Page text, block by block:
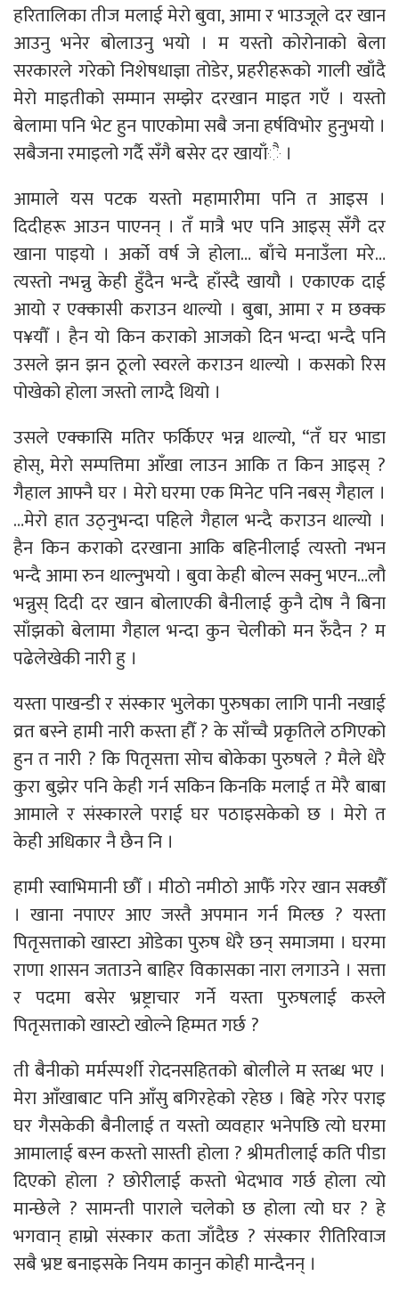
हरितालिका तीज मलाई मेरो बुवा, आमा र भाउजूले दर खान
आउनु भनेर बोलाउनु भयो । म यस्तो कोरोनाको बेला
सरकारले गरेको निशेषधाज्ञा तोडेर, प्रहरीहरूको गाली खाँदै
मेरो माइतीको सम्मान सम्झेर दरखान माइत गएँ । यस्तो
बेलामा पनि भेट हुन पाएकोमा सबै जना हर्षविभोर हुनुभयो ।
सबैजना रमाइलो गर्दै सँगै बसेर दर खायाँै ।
आमाले यस पटक यस्तो महामारीमा पनि त आइस ।
दिदीहरू आउन पाएनन् । तँ मात्रै भए पनि आइस् सँगै दर
खाना पाइयो । अर्को वर्ष जे होला… बाँचे मनाउँला मरे…
त्यस्तो नभन्नु केही हुँदैन भन्दै हाँस्दै खायौ । एकाएक दाई
आयो र एक्कासी कराउन थाल्यो । बुबा, आमा र म छक्क
प¥यौँ । हैन यो किन कराको आजको दिन भन्दा भन्दै पनि
उसले झन झन ठूलो स्वरले कराउन थाल्यो । कसको रिस
पोखेको होला जस्तो लाग्दै थियो ।
उसले एक्कासि मतिर फर्किएर भन्न थाल्यो, “तँ घर भाडा
होस्, मेरो सम्पत्तिमा आँखा लाउन आकि त किन आइस् ?
गैहाल आफ्नै घर । मेरो घरमा एक मिनेट पनि नबस् गैहाल ।
…मेरो हात उठ्नुभन्दा पहिले गैहाल भन्दै कराउन थाल्यो ।
हैन किन कराको दरखाना आकि बहिनीलाई त्यस्तो नभन
भन्दै आमा रुन थाल्नुभयो । बुवा केही बोल्न सक्नु भएन…लौ
भन्नुस् दिदी दर खान बोलाएकी बैनीलाई कुनै दोष नै बिना
साँझको बेलामा गैहाल भन्दा कुन चेलीको मन रुँदैन ? म
पढेलेखेकी नारी हु ।
यस्ता पाखन्डी र संस्कार भुलेका पुरुषका लागि पानी नखाई
व्रत बस्ने हामी नारी कस्ता हौँ ? के साँच्चै प्रकृतिले ठगिएको
हुन त नारी ? कि पितृसत्ता सोच बोकेका पुरुषले ? मैले धेरै
कुरा बुझेर पनि केही गर्न सकिन किनकि मलाई त मेरै बाबा
आमाले र संस्कारले पराई घर पठाइसकेको छ । मेरो त
केही अधिकार नै छैन नि ।
हामी स्वाभिमानी छौँ । मीठो नमीठो आफैँ गरेर खान सक्छौँ
। खाना नपाएर आए जस्तै अपमान गर्न मिल्छ ? यस्ता
पितृसत्ताको खास्टा ओडेका पुरुष धेरै छन् समाजमा । घरमा
राणा शासन जताउने बाहिर विकासका नारा लगाउने । सत्ता
र पदमा बसेर भ्रष्ट्राचार गर्ने यस्ता पुरुषलाई कस्ले
पितृसत्ताको खास्टो खोल्ने हिम्मत गर्छ ?
ती बैनीको मर्मस्पर्शी रोदनसहितको बोलीले म स्तब्ध भए ।
मेरा आँखाबाट पनि आँसु बगिरहेको रहेछ । बिहे गरेर पराइ
घर गैसकेकी बैनीलाई त यस्तो व्यवहार भनेपछि त्यो घरमा
आमालाई बस्न कस्तो सास्ती होला ? श्रीमतीलाई कति पीडा
दिएको होला ? छोरीलाई कस्तो भेदभाव गर्छ होला त्यो
मान्छेले ? सामन्ती पाराले चलेको छ होला त्यो घर ? हे
भगवान् हाम्रो संस्कार कता जाँदैछ ? संस्कार रीतिरिवाज
सबै भ्रष्ट बनाइसके नियम कानुन कोही मान्दैनन् ।